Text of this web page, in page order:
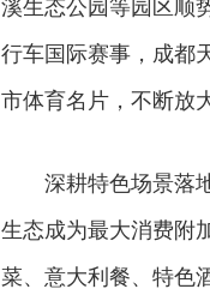
溪生态公园等园区顺
行车国际赛事，成都
市体育名片，不断放
深耕特色场景落
生态成为最大消费附
菜、意大利餐、特色